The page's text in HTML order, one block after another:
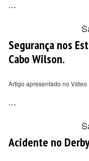
...
Segurança nos
Cabo Wilson.
Artigo apresentado no Vídeo
...
Acidente no